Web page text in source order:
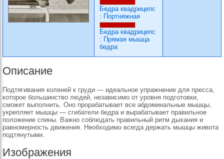
Бедра квадрицепс
: Портняжная
Бедра квадрицепс
: Прямая мышца
бедра
Описание
Подтягивания коленей к груди — идеальное упражнение для пресса,
которое большинство людей, независимо от уровня подготовки,
сможет выполнить. Оно прорабатывает все абдоминальные мышцы,
укрепляет мышцы — сгибатели бедра и вырабатывает правильное
положение спины. Важно соблюдать правильный ритм дыхания и
равномерность движения. Необходимо всегда держать мышцы живота
подтянутыми.
Изображения